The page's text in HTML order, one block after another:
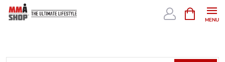
Přejít
NÁKUPNÍ
KOŠÍK